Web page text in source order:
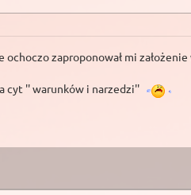
zaproponował mi założenie
cyt '' warunków i narzedzi''